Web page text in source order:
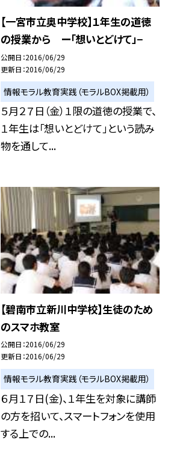
【一宮市立奥中学校】１年生の道徳
の授業から ー「想いとどけて」−
公開日 2016/06/29
更新日 2016/06/29
情報モラル教育実践（モラルBOX掲載用）
５月２７日（金）１限の道徳の授業で、
１年生は「想いとどけて」という読み
物を通して...
【碧南市立新川中学校】生徒のため
のスマホ教室
公開日 2016/06/29
更新日 2016/06/29
情報モラル教育実践（モラルBOX掲載用）
６月１７日(金)、１年生を対象に講師
の方を招いて、スマートフォンを使用
する上での...